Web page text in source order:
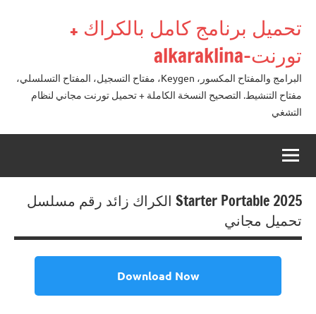
تحميل برنامج كامل بالكراك +
تورنت-alkaraklina
البرامج والمفتاح المكسور، Keygen، مفتاح التسجيل، المفتاح التسلسلي،
مفتاح التنشيط. التصحيح النسخة الكاملة + تحميل تورنت مجاني لنظام
التشغي
Starter Portable 2025 الكراك زائد رقم مسلسل
تحميل مجاني
Download Now